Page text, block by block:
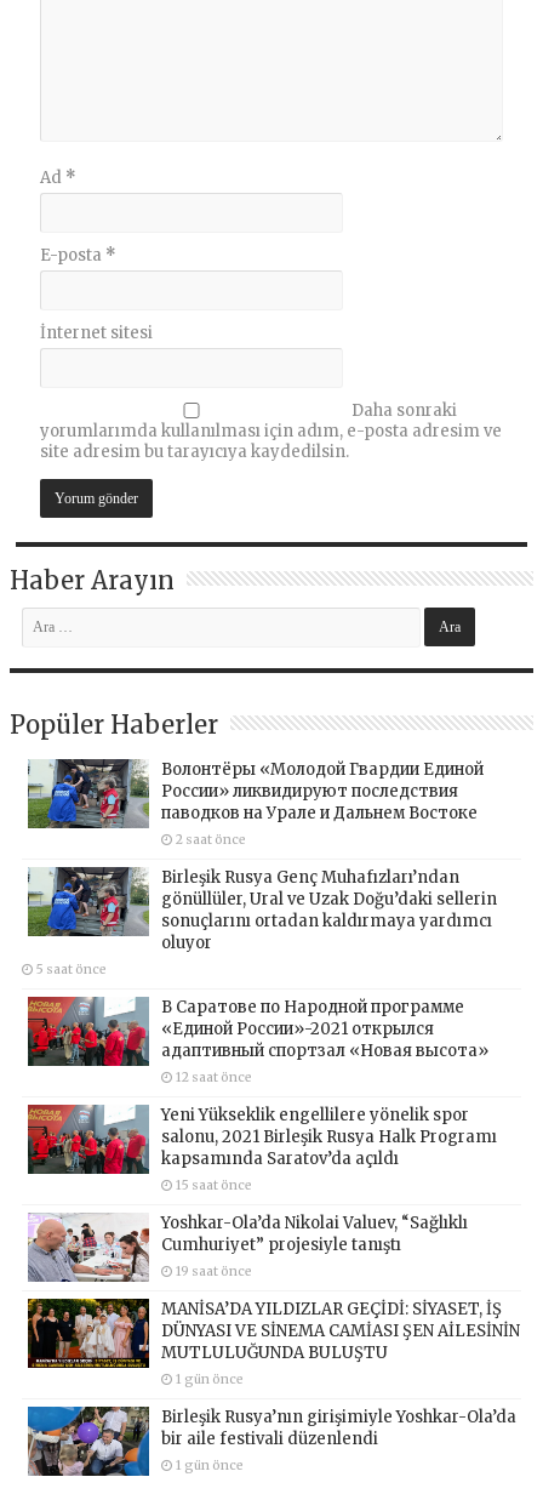
Ad *
E-posta *
İnternet sitesi
Daha sonraki
yorumlarımda kullanılması için adım, e-posta adresim ve
site adresim bu tarayıcıya kaydedilsin.
Haber Arayın
Popüler Haberler
Волонтёры «Молодой Гвардии Единой
России» ликвидируют последствия
паводков на Урале и Дальнем Востоке
2 saat önce
Birleşik Rusya Genç Muhafızları’ndan
gönüllüler, Ural ve Uzak Doğu’daki sellerin
sonuçlarını ortadan kaldırmaya yardımcı
oluyor
5 saat önce
В Саратове по Народной программе
«Единой России»-2021 открылся
адаптивный спортзал «Новая высота»
12 saat önce
Yeni Yükseklik engellilere yönelik spor
salonu, 2021 Birleşik Rusya Halk Programı
kapsamında Saratov’da açıldı
15 saat önce
Yoshkar-Ola’da Nikolai Valuev, “Sağlıklı
Cumhuriyet” projesiyle tanıştı
19 saat önce
MANİSA’DA YILDIZLAR GEÇİDİ: SİYASET, İŞ
DÜNYASI VE SİNEMA CAMİASI ŞEN AİLESİNİN
MUTLULUĞUNDA BULUŞTU
1 gün önce
Birleşik Rusya’nın girişimiyle Yoshkar-Ola’da
bir aile festivali düzenlendi
1 gün önce